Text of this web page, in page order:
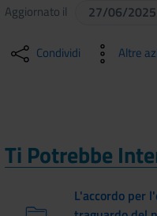
Aggiornato il 27/06/2025
Condividi Altre
Ti Potrebbe
L'accordo per